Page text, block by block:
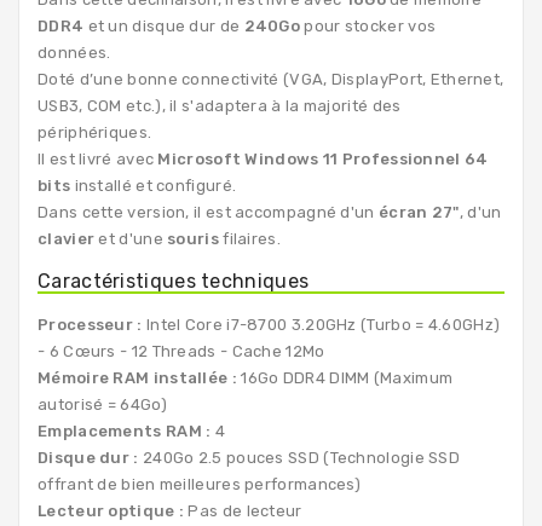
DDR4 et un disque dur de 240Go pour stocker vos
données.
Doté d’une bonne connectivité (VGA, DisplayPort, Ethernet,
USB3, COM etc.), il s'adaptera à la majorité des
périphériques.
Il est livré avec Microsoft Windows 11 Professionnel 64
bits installé et configuré.
Dans cette version, il est accompagné d'un écran 27", d'un
clavier et d'une sourisfilaires.
Caractéristiques techniques
Processeur : Intel Core i7-8700 3.20GHz (Turbo = 4.60GHz)
- 6 Cœurs - 12 Threads - Cache 12Mo
Mémoire RAM installée :16Go DDR4 DIMM (Maximum
autorisé = 64Go)
Emplacements RAM : 4
Disque dur : 240Go 2.5 pouces SSD (Technologie SSD
offrant de bien meilleures performances)
Lecteur optique : Pas de lecteur